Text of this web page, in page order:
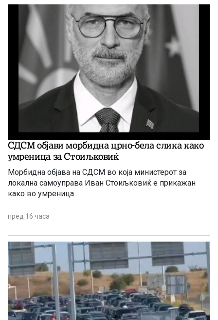
СДСМ објави морбидна црно-бела слика како
умреница за Стоиљковиќ
Морбидна објава на СДСМ во која министерот за
локална самоуправа Иван Стоиљковиќ е прикажан
како во умреница
пред 16 часа